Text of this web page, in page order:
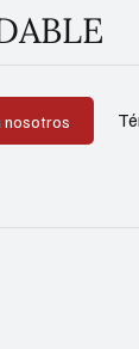
nosotros